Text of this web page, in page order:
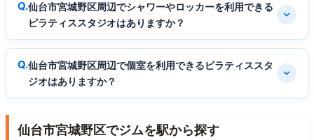
仙台市宮城野区周辺でシャワーやロッカーを利用できる
ピラティススタジオはありますか？
仙台市宮城野区周辺で個室を利用できるピラティススタ
ジオはありますか？
仙台市宮城野区でジムを駅から探す